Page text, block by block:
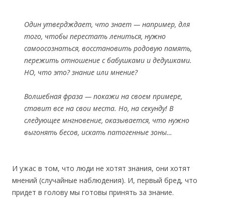
Один утвердждает, что знает — например, для
того, чтобы перестать лениться, нужно
самоосознаться, восстановить родовую память,
пережить отношение с бабушками и дедушками.
НО, что это? знание или мнение?
Волшебная фраза — покажи на своем примере,
ставит все на свои места. Но, на секунду! В
следующее мнгновение, оказывается, что нужно
выгонять бесов, искать патогенные зоны…
И ужас в том, что люди не хотят знания, они хотят
мнений (случайные наблюдения). И, первый бред, что
придет в голову мы готовы принять за знание.